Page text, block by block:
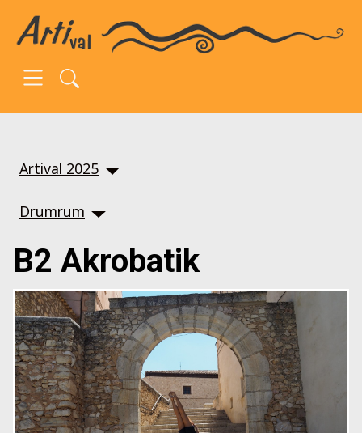
SKIP TO MAIN CONTENT
Artival 2025
Drumrum
B2 Akrobatik